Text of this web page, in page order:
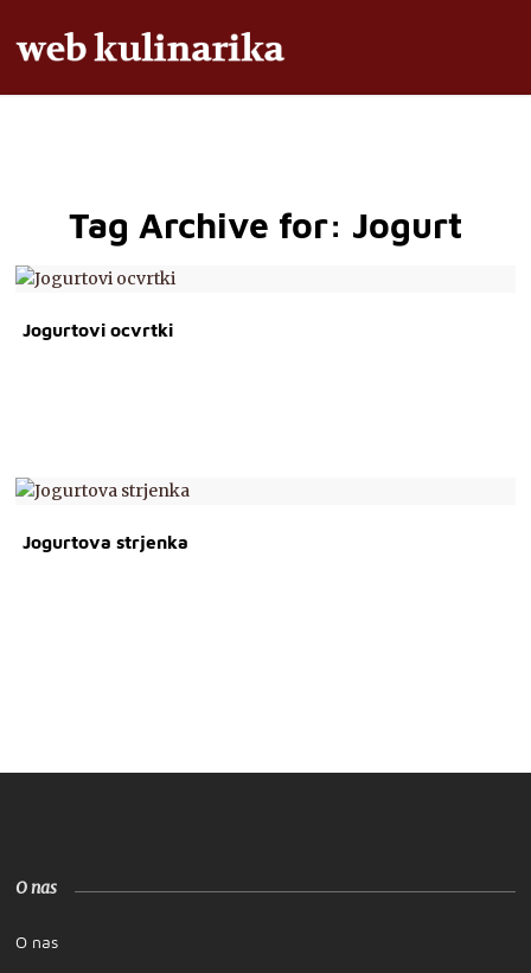
Tag Archive for: Jogurt
Jogurtovi ocvrtki
Jogurtova strjenka
O nas
O nas